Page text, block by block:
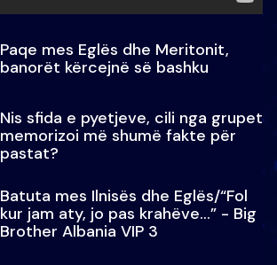
Paqe mes Eglës dhe Meritonit,
banorët kërcejnë së bashku
Nis sfida e pyetjeve, cili nga grupet
memorizoi më shumë fakte për
pastat?
Batuta mes Ilnisës dhe Eglës/“Fol
kur jam aty, jo pas krahëve…” - Big
Brother Albania VIP 3